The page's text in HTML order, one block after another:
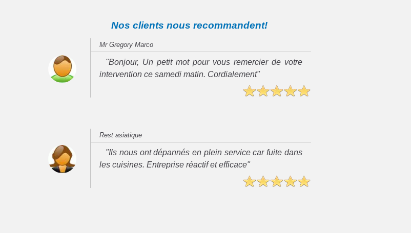
Nos clients nous recommandent!
Mr Gregory Marco
"Bonjour, Un petit mot pour vous remercier de votre
intervention ce samedi matin. Cordialement"
Rest asiatique
"Ils nous ont dépannés en plein service car fuite dans
les cuisines. Entreprise réactif et efficace"